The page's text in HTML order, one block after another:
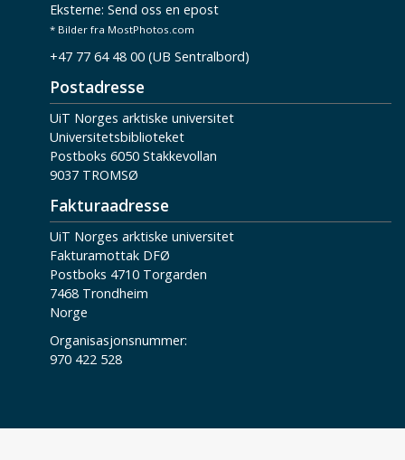
Eksterne: Send oss en epost
* Bilder fra MostPhotos.com
+47 77 64 48 00 (UB Sentralbord)
Postadresse
UiT Norges arktiske universitet
Universitetsbiblioteket
Postboks 6050 Stakkevollan
9037 TROMSØ
Fakturaadresse
UiT Norges arktiske universitet
Fakturamottak DFØ
Postboks 4710 Torgarden
7468 Trondheim
Norge
Organisasjonsnummer:
970 422 528